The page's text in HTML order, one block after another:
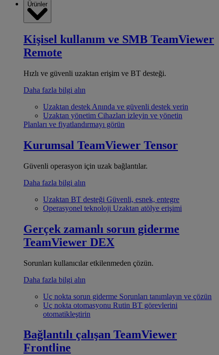
Ürünler
Kişisel kullanım ve SMB TeamViewer
Remote
Hızlı ve güvenli uzaktan erişim ve BT desteği.
Daha fazla bilgi alın
Uzaktan destek Anında ve güvenli destek verin
Uzaktan yönetim Cihazları izleyin ve yönetin
Planları ve fiyatlandırmayı görün
Kurumsal TeamViewer Tensor
Güvenli operasyon için uzak bağlantılar.
Daha fazla bilgi alın
Uzaktan BT desteği Güvenli, esnek, entegre
Operasyonel teknoloji Uzaktan atölye erişimi
Gerçek zamanlı sorun giderme
TeamViewer DEX
Sorunları kullanıcılar etkilenmeden çözün.
Daha fazla bilgi alın
Uç nokta sorun giderme Sorunları tanımlayın ve çözün
Uç nokta otomasyonu Rutin BT görevlerini
otomatikleştirin
Bağlantılı çalışan TeamViewer
Frontline